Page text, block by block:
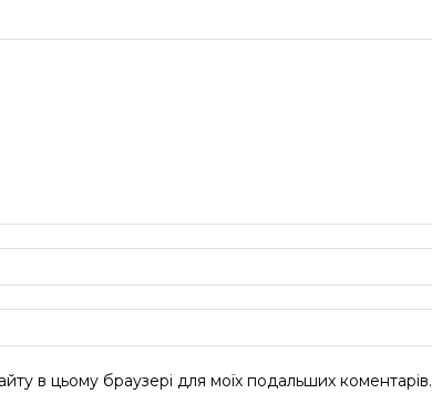
в цьому браузері для моїх подальших коментарів.